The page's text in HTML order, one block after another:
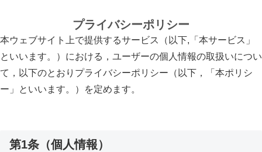
プライバシーポリシー
本ウェブサイト上で提供するサービス（以下,「本サービス」
といいます。）における，ユーザーの個人情報の取扱いについ
て，以下のとおりプライバシーポリシー（以下，「本ポリシ
ー」といいます。）を定めます。
第1条（個人情報）